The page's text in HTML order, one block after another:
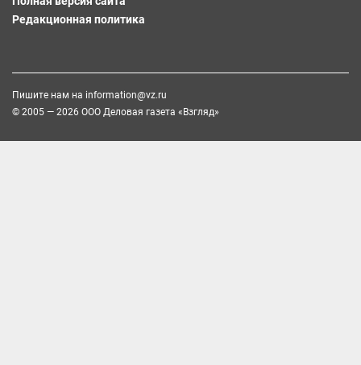
Редакционная политика
Пишите нам на information@vz.ru
© 2005 — 2026 ООО Деловая газета «Взгляд»